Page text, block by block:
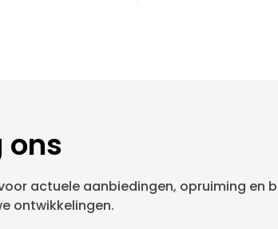
ons
actuele aanbiedingen, opruiming en
ontwikkelingen.